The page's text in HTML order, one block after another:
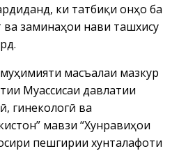
ки татбиқи онҳо ба
заминаҳои нави ташхису
масъалаи мазкур
Муассисаи давлатии
гинекологӣ ва
мавзӯи “Хунравиҳои
пешгирии хунталафоти